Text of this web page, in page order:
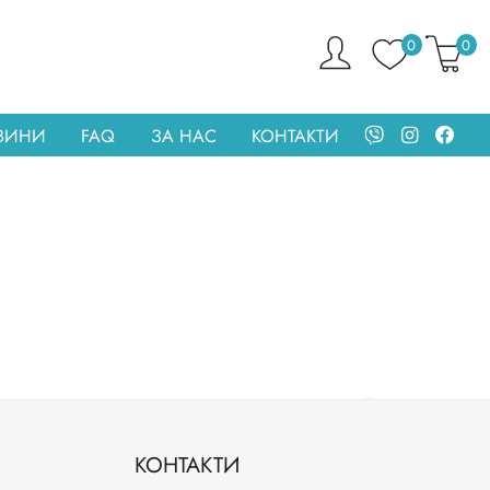
0 0
FAQ ЗА НАС КОНТАКТИ
КОНТАКТИ